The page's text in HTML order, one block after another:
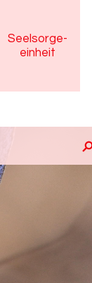
Seelsorge-
einheit